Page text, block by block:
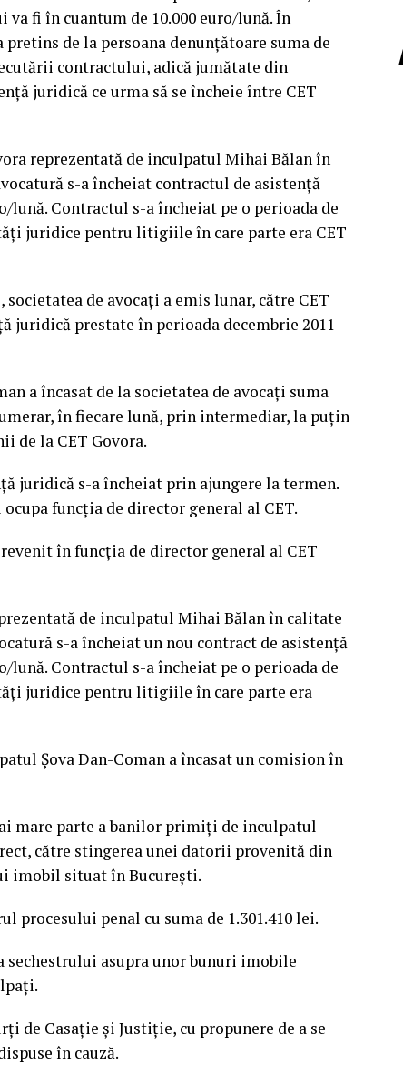
fi în cuantum de 10.000 euro/lună. În
de la persoana denunțătoare suma de
contractului, adică jumătate din
juridică ce urma să se încheie între CET
reprezentată de inculpatul Mihai Bălan în
s-a încheiat contractul de asistență
Contractul s-a încheiat pe o perioada de
juridice pentru litigiile în care parte era CET
societatea de avocați a emis lunar, către CET
prestate în perioada decembrie 2011 –
a încasat de la societatea de avocați suma
în fiecare lună, prin intermediar, la puțin
de la CET Govora.
juridică s-a încheiat prin ajungere la termen.
funcția de director general al CET.
în funcția de director general al CET
de inculpatul Mihai Bălan în calitate
s-a încheiat un nou contract de asistență
Contractul s-a încheiat pe o perioada de
juridice pentru litigiile în care parte era
Șova Dan-Coman a încasat un comision în
mare parte a banilor primiți de inculpatul
către stingerea unei datorii provenită din
imobil situat în București.
procesului penal cu suma de 1.301.410 lei.
sechestrului asupra unor bunuri imobile
de Casaţie şi Justiţie, cu propunere de a se
în cauză.